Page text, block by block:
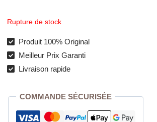
Rupture de stock
Produit 100% Original
Meilleur Prix Garanti
Livraison rapide
COMMANDE SÉCURISÉE